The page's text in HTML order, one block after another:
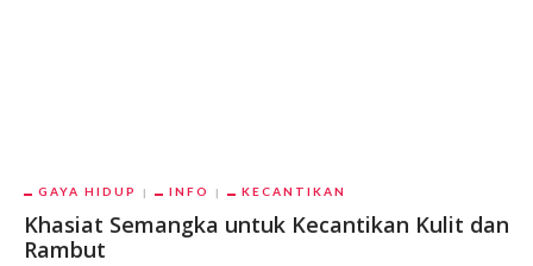
GAYA HIDUP INFO KECANTIKAN
Khasiat Semangka untuk Kecantikan Kulit dan
Rambut